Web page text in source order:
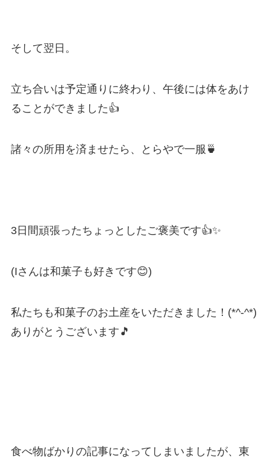
そして翌日。
立ち合いは予定通りに終わり、午後には体をあけ
ることができました👍
諸々の所用を済ませたら、とらやで一服🍵
3日間頑張ったちょっとしたご褒美です👍✨
(Iさんは和菓子も好きです😊)
私たちも和菓子のお土産をいただきました！(*^-^*)
ありがとうございます🎵
食べ物ばかりの記事になってしまいましたが、東